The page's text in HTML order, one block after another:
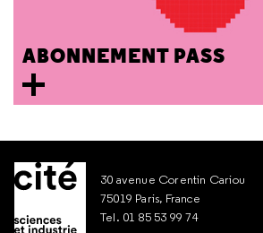
ABONNEMENT PASS
30 avenue Corentin Cariou
75019 Paris, France
Tel. 01 85 53 99 74